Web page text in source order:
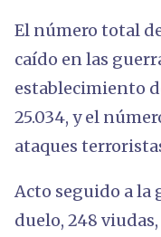
El número total
caído en las
establecimiento
25.034, y el
ataques
Acto seguido a la
duelo, 248